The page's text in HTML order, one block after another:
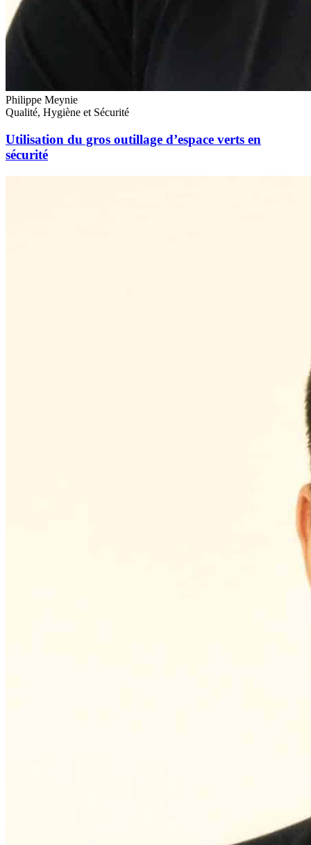
Philippe Meynie
Qualité, Hygiène et Sécurité
Utilisation du gros outillage d’espace verts en
sécurité